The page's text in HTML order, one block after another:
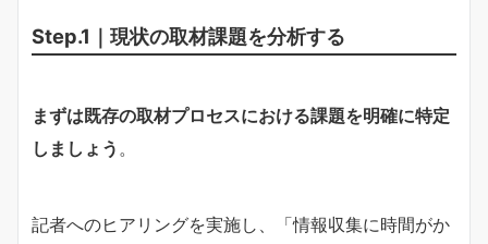
Step.1｜現状の取材課題を分析する
まずは既存の取材プロセスにおける課題を明確に特定
しましょう 。
記者へのヒアリングを実施し、「情報収集に時間がか